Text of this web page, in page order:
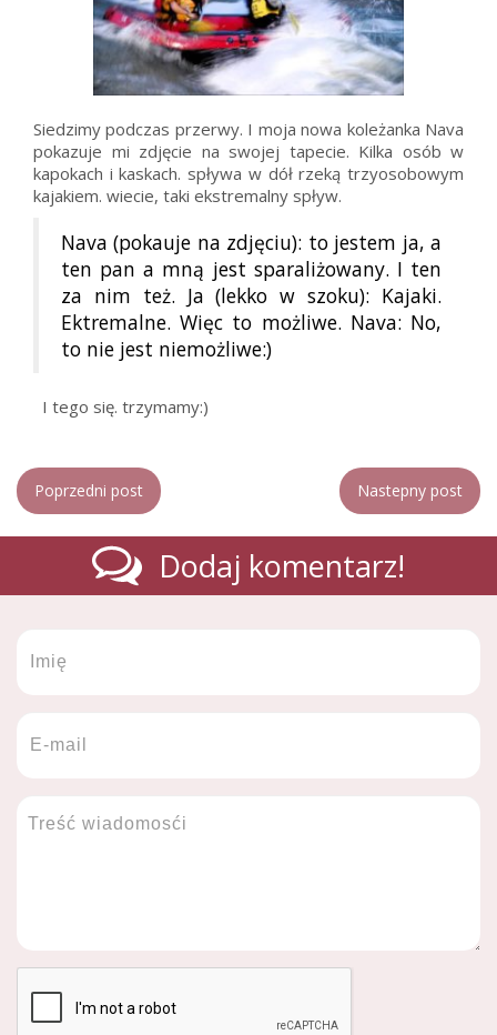
Siedzimy podczas przerwy. I moja nowa koleżanka Nava
pokazuje mi zdjęcie na swojej tapecie. Kilka osób w
kapokach i kaskach. spływa w dół rzeką trzyosobowym
kajakiem. wiecie, taki ekstremalny spływ.
Nava (pokauje na zdjęciu): to jestem ja, a
ten pan a mną jest sparaliżowany. I ten
za nim też. Ja (lekko w szoku): Kajaki.
Ektremalne. Więc to możliwe. Nava: No,
to nie jest niemożliwe:)
I tego się. trzymamy:)
Poprzedni post Nastepny post
Dodaj komentarz!